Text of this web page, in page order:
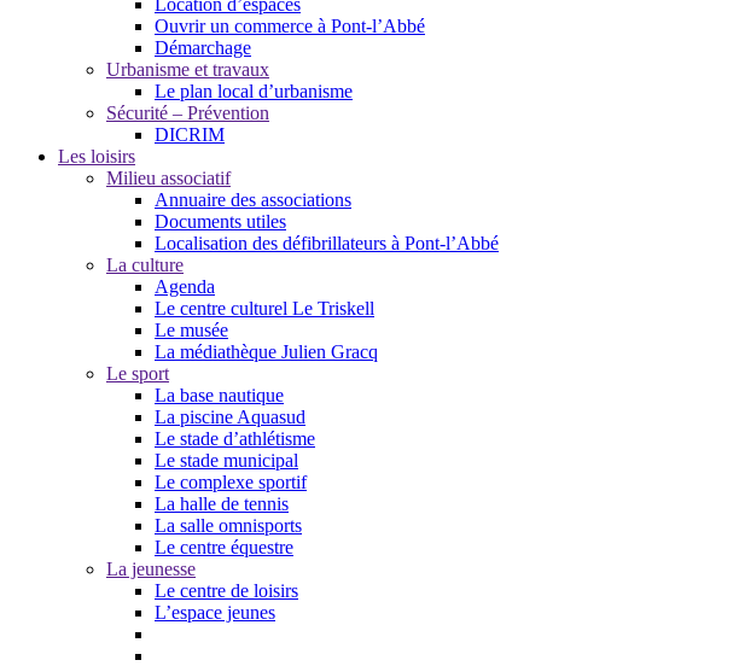
Location d’espaces
Ouvrir un commerce à Pont-l’Abbé
Démarchage
Urbanisme et travaux
Le plan local d’urbanisme
Sécurité – Prévention
DICRIM
Les loisirs
Milieu associatif
Annuaire des associations
Documents utiles
Localisation des défibrillateurs à Pont-l’Abbé
La culture
Agenda
Le centre culturel Le Triskell
Le musée
La médiathèque Julien Gracq
Le sport
La base nautique
La piscine Aquasud
Le stade d’athlétisme
Le stade municipal
Le complexe sportif
La halle de tennis
La salle omnisports
Le centre équestre
La jeunesse
Le centre de loisirs
L’espace jeunes